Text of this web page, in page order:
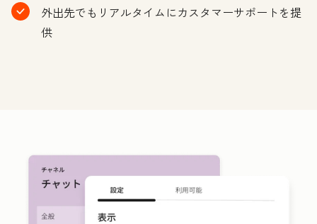
外出先でもリアルタイムにカスタマーサポートを提
供